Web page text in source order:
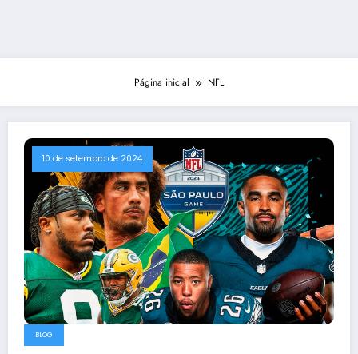
Página inicial NFL
10 de setembro de 2024
BLOG